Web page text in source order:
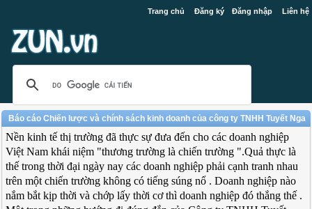
Trang chủ Đăng ký Đăng nhập Liên hệ
Báo cáo Chiến lược và chính sách kinh doanh của công ty TNHH Tuyết Nga
Nền kinh tế thị trường đã thực sự đưa đến cho các doanh nghiệp
Việt Nam khái niệm "thương trường là chiến trường ".Quả thực là
thế trong thời đại ngày nay các doanh nghiệp phải cạnh tranh nhau
trên một chiến trường không có tiếng súng nổ . Doanh nghiệp nào
nắm bắt kịp thời và chớp lấy thời cơ thì doanh nghiệp đó thắng thế .